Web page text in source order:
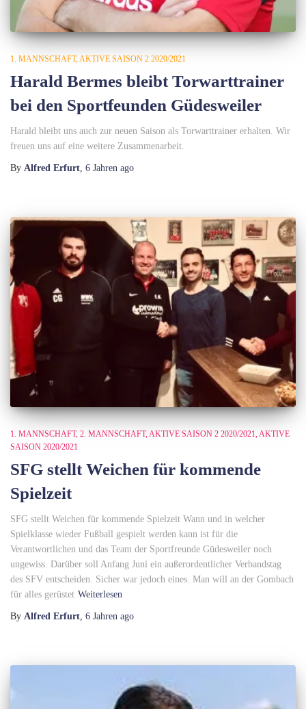
1. MANNSCHAFT AKTIVE SAISON 2 2020/2021
Harald Bermes bleibt Torwarttrainer
bei den Sportfeunden Güdesweiler
Harald bleibt uns auch zur neuen Saison als Torwarttrainer erhalten. Wir
freuen uns auf eine weitere Zusammenarbeit.
By Alfred Erfurt 6 Jahren ago
1. MANNSCHAFT 2. MANNSCHAFT AKTIVE SAISON 2 2020/2021 AKTIVE
SAISON 2020/2021
SFG stellt Weichen für kommende
Spielzeit
SFG stellt Weichen für kommende Spielzeit Wann und in welcher
Spielklasse wieder Fußball gespielt werden kann ist für die
Verantwortlichen und das Team der Sportfreunde Güdesweiler noch
ungewiss. Darüber soll Anfang Juni ein außerordentlicher Verbandstag
des SFV entscheiden. Sicher war jedoch eines. Man will an der Gombach
für alles gerüstet Weiterlesen
By Alfred Erfurt, 6 Jahren ago